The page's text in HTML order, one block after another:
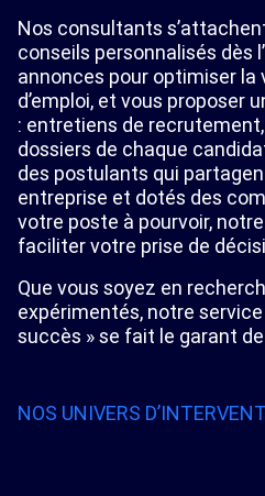
Nos consultants
conseils personnalisés dès
annonces pour optimiser
d’emploi, et vous proposer
: entretiens de
dossiers de chaque
des postulants qui
entreprise et dotés des
votre poste à pourvoir,
faciliter votre prise de
Que vous soyez en
expérimentés, notre
succès » se fait le garant
NOS UNIVERS